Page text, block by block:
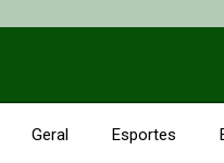
Geral Esportes